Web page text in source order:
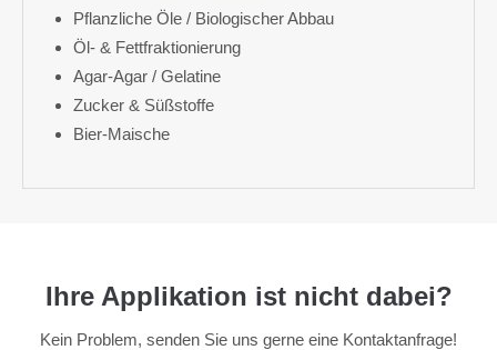
Pflanzliche Öle / Biologischer Abbau
Öl- & Fettfraktionierung
Agar-Agar / Gelatine
Zucker & Süßstoffe
Bier-Maische
Ihre Applikation ist nicht dabei?
Kein Problem, senden Sie uns gerne eine Kontaktanfrage!